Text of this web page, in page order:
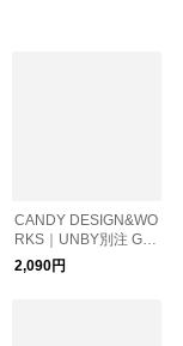
CANDY DESIGN&WO
RKS｜UNBY別注 Gor
don ゴードン ブラス
キーホルダー
2,090円